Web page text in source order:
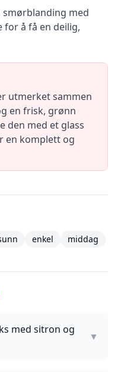
smørblanding med
for å få en deilig,
utmerket sammen
en frisk, grønn
den med et glass
en komplett og
enkel middag
med sitron og
▼